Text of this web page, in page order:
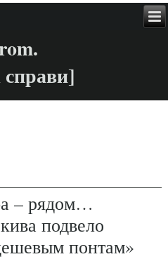
справи]
– рядом…
подвело
понтам»